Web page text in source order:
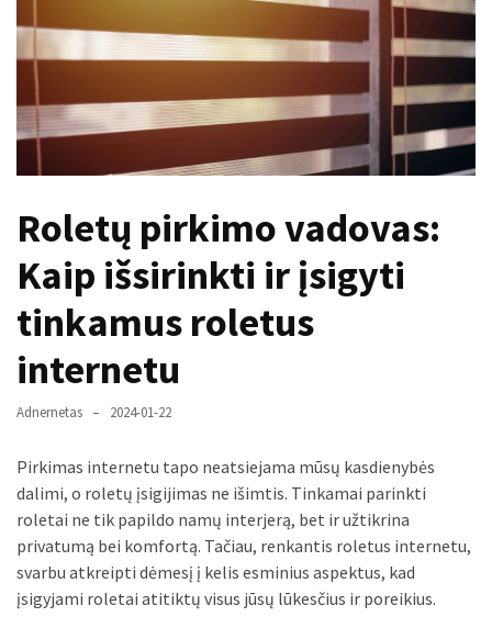
dokumentai:
paplitę
mitai
Reduktorius
balionui:
detalė,
kurios
svarbos
nereikėtų
nuvertinti
pakeistos
detalės,
bildesys
kaip
atpažinti,
Roletų pirkimo vadovas:
Kaip išsirinkti ir įsigyti
tinkamus roletus
internetu
Adnernetas 2024-01-22
Pirkimas internetu tapo neatsiejama mūsų kasdienybės
dalimi, o roletų įsigijimas ne išimtis. Tinkamai parinkti
roletai ne tik papildo namų interjerą, bet ir užtikrina
privatumą bei komfortą. Tačiau, renkantis roletus internetu,
svarbu atkreipti dėmesį į kelis esminius aspektus, kad
įsigyjami roletai atitiktų visus jūsų lūkesčius ir poreikius.